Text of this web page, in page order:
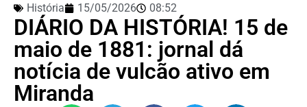
História 15/05/2026 08:52
DIÁRIO DA HISTÓRIA! 15 de
maio de 1881: jornal dá
notícia de vulcão ativo em
Miranda